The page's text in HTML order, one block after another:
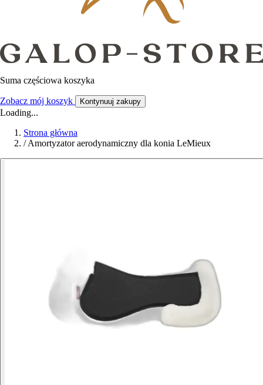
Suma częściowa koszyka
Zobacz mój koszyk Kontynuuj zakupy
Loading...
Strona główna
/ Amortyzator aerodynamiczny dla konia LeMieux